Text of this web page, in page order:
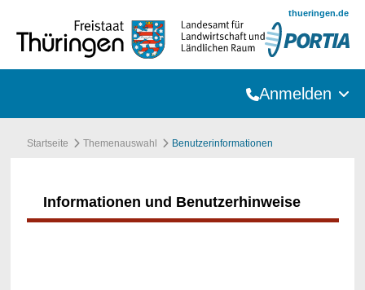
thueringen.de
Anmelden
Startseite Themenauswahl Benutzerinformationen
Informationen und Benutzerhinweise